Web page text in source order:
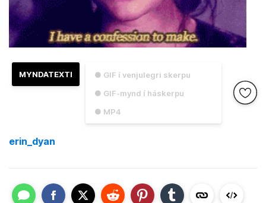
● GIF í venjulegri skerpu
● GIF-mynd í háskerpu
● MP4
MYNDATEXTI
erin_dyan